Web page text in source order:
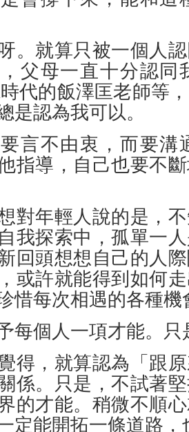
就算只被一個人
父母一直十分認同
代的飯澤匡老師等
是認為我可以。
言不由衷，而要溝
指導，自己也要不
年輕人說的是，
我探索中，孤單一
回頭想想自己的人
或許就能得到如何
惜每次相遇的各種機
每個人一項才能。
，就算認為「跟
係。只是，不試著
的才能。稍微不順
定能開拓一條道路